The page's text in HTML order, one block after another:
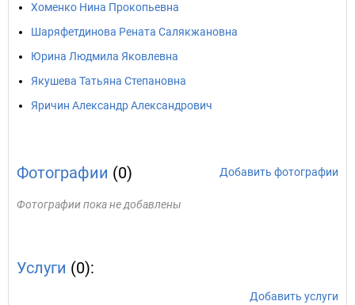
Хоменко Нина Прокопьевна
Шаряфетдинова Рената Салякжановна
Юрина Людмила Яковлевна
Якушева Татьяна Степановна
Яричин Александр Александрович
Фотографии (0) Добавить фотографии
Фотографии пока не добавлены
Услуги (0):
Добавить услуги